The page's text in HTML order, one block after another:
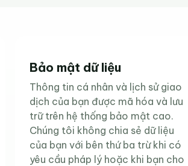
Bảo mật dữ liệu
Thông tin cá nhân và lịch sử giao
dịch của bạn được mã hóa và lưu
trữ trên hệ thống bảo mật cao.
Chúng tôi không chia sẻ dữ liệu
của bạn với bên thứ ba trừ khi có
yêu cầu pháp lý hoặc khi bạn cho